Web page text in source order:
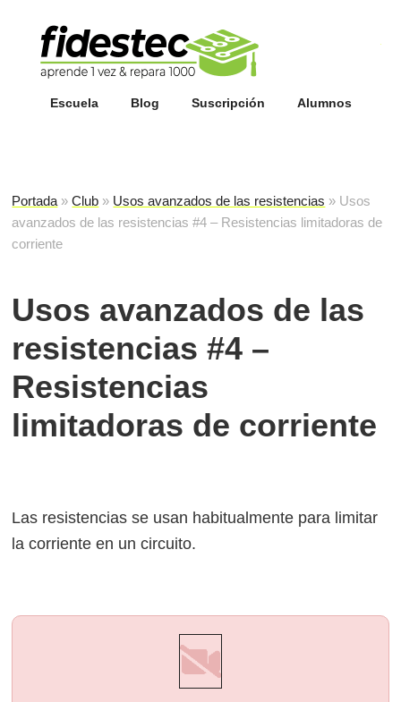
Escuela Blog Suscripción Alumnos
Portada »Club » Usos avanzados de las resistencias » Usos
avanzados de las resistencias #4 – Resistencias limitadoras de
corriente
Usos avanzados de las
resistencias #4 –
Resistencias
limitadoras de corriente
Las resistencias se usan habitualmente para limitar
la corriente en un circuito.